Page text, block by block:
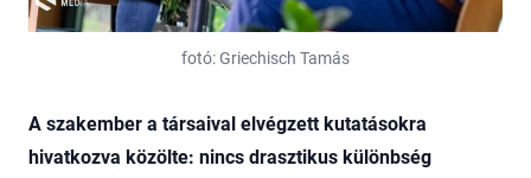
fotó: Griechisch Tamás
A szakember a társaival elvégzett kutatásokra
hivatkozva közölte: nincs drasztikus különbség